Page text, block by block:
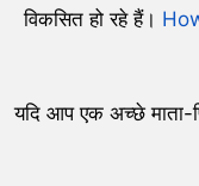
विकसित हो रहे हैं।
यदि आप एक अच्छे माता-